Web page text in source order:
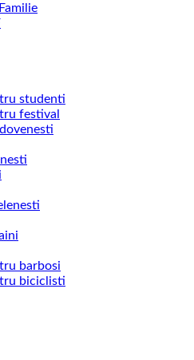
studenti
festival
barbosi
biciclisti